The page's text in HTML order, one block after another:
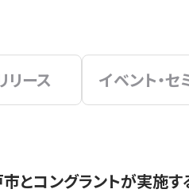
リース イベント・セ
とコングラントが実施